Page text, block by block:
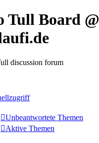
Tull Board @
discussion forum
Unbeantwortete Themen
Aktive Themen